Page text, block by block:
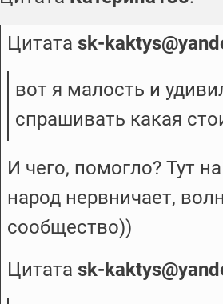
Цитата sk-
вот я малость и
спрашивать какая
И чего, помогло? Тут
народ нервничает,
сообщество))
Цитата sk-